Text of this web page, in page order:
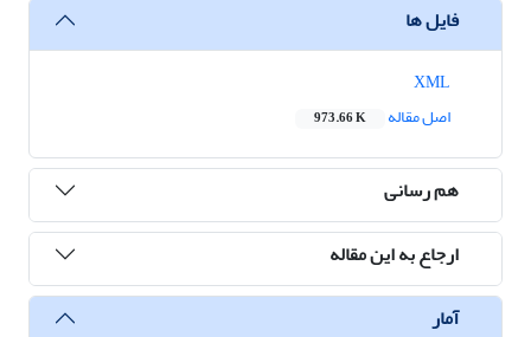
فایل ها
اصل مقاله
973.66 K
هم رسانی
ارجاع به این مقاله
آمار